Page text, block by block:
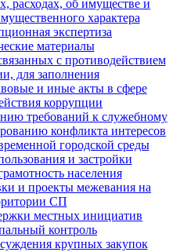
расходах, об имуществе и
характера
экспертиза
материалы
с противодействием
для заполнения
и иные акты в сфере
коррупции
требований к служебному
конфликта интересов
городской среды
и застройки
населения
и проекты межевания на
СП
местных инициатив
контроль
крупных закупок